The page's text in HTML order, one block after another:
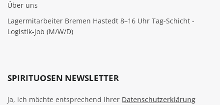
Über uns
Lagermitarbeiter Bremen Hastedt 8–16 Uhr Tag-Schicht -
Logistik-Job (M/W/D)
SPIRITUOSEN NEWSLETTER
Ja, ich möchte entsprechend Ihrer Datenschutzerklärung